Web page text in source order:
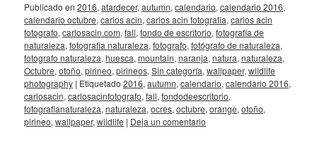
Publicado en 2016, atardecer, autumn, calendario, calendario 2016,
calendario octubre, carlos acin, carlos acin fotografia, carlos acin
fotografo, carlosacin.com, fall, fondo de escritorio, fotografía de
naturaleza, fotografia naturaleza, fotografo, fotógrafo de naturaleza,
fotografo naturaleza, huesca, mountain, naranja, natura, naturaleza,
Octubre, otoño, pirineo, pirineos, Sin categoría, wallpaper, wildlife
photography | Etiquetado 2016, autumn, calendario, calendario 2016,
carlosacin, carlosacinfotografo, fall, fondodeescritorio,
fotografianaturaleza, naturaleza, ocres, octubre, orange, otoño,
pirineo, wallpaper, wildlife | Deja un comentario